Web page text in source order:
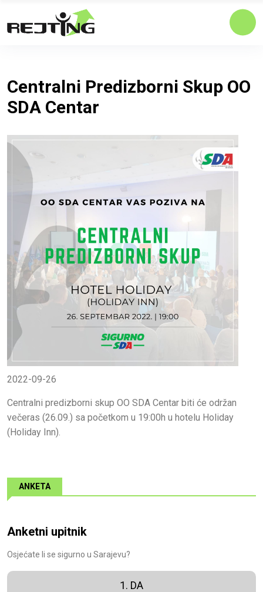
Centralni Predizborni Skup OO
SDA Centar
2022-09-26
Centralni predizborni skup OO SDA Centar biti će održan
večeras (26.09.) sa početkom u 19:00h u hotelu Holiday
(Holiday Inn).
ANKETA
Anketni upitnik
Osjećate li se sigurno u Sarajevu?
1. DA